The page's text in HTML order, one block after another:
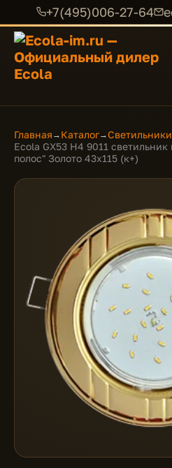
+7(495)006-27-64
Главная → Каталог→
Ecola GX53 H4 9011
полос" Золото 43x115 (к+)